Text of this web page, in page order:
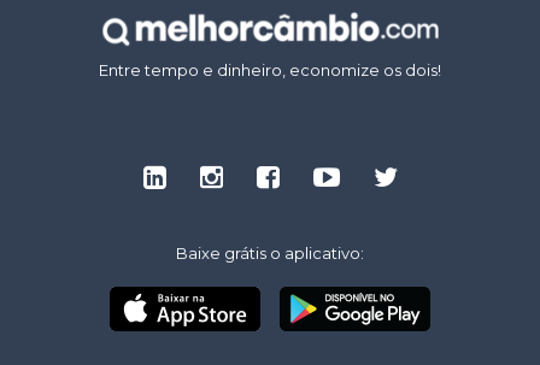
Entre tempo e dinheiro, economize os dois!
Baixe grátis o aplicativo: